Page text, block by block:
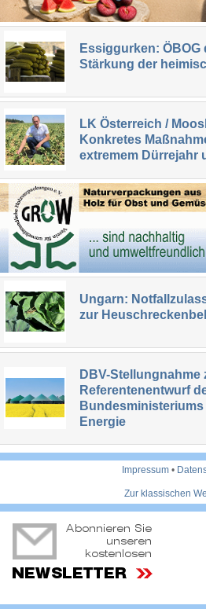
Essiggurken: ÖBOG
Stärkung der
LK Österreich /
Konkretes
extremem Dürrejahr
Ungarn:
zur
DBV-Stellungnahme
Referentenentwurf
Energie
Impressum •
Zur klassischen